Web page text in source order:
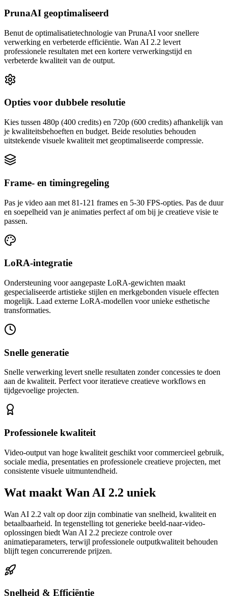
PrunaAI geoptimaliseerd
Benut de optimalisatietechnologie van PrunaAI voor snellere
verwerking en verbeterde efficiëntie. Wan AI 2.2 levert
professionele resultaten met een kortere verwerkingstijd en
verbeterde kwaliteit van de output.
Opties voor dubbele resolutie
Kies tussen 480p (400 credits) en 720p (600 credits) afhankelijk van
je kwaliteitsbehoeften en budget. Beide resoluties behouden
uitstekende visuele kwaliteit met geoptimaliseerde compressie.
Frame- en timingregeling
Pas je video aan met 81-121 frames en 5-30 FPS-opties. Pas de duur
en soepelheid van je animaties perfect af om bij je creatieve visie te
passen.
LoRA-integratie
Ondersteuning voor aangepaste LoRA-gewichten maakt
gespecialiseerde artistieke stijlen en merkgebonden visuele effecten
mogelijk. Laad externe LoRA-modellen voor unieke esthetische
transformaties.
Snelle generatie
Snelle verwerking levert snelle resultaten zonder concessies te doen
aan de kwaliteit. Perfect voor iteratieve creatieve workflows en
tijdgevoelige projecten.
Professionele kwaliteit
Video-output van hoge kwaliteit geschikt voor commercieel gebruik,
sociale media, presentaties en professionele creatieve projecten, met
consistente visuele uitmuntendheid.
Wat maakt Wan AI 2.2 uniek
Wan AI 2.2 valt op door zijn combinatie van snelheid, kwaliteit en
betaalbaarheid. In tegenstelling tot generieke beeld-naar-video-
oplossingen biedt Wan AI 2.2 precieze controle over
animatieparameters, terwijl professionele outputkwaliteit behouden
blijft tegen concurrerende prijzen.
Snelheid & Efficiëntie